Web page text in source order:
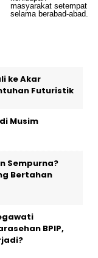
ke Akar
Futuristik
Musim
Sempurna?
Bertahan
BPIP,